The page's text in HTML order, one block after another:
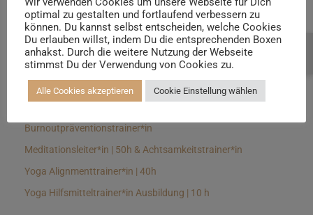
Yin Yogalehrer*in | 100 h & Faszientrainer*in
Hormon Yogalehrer*in / Yogatherapeut*in &
Stressmanagementtrainer*in | 70h
Longevitytrainer*in
Burnoutpräventionstrainer*in
Meditationsleiter*in | 50h & Achtsamkeitstrainer*in
Yoga Alignmenttrainer*in | 40h
Yoga Hilfsmitteltrainer*in Ausbildung | 10 h
optimal zu gestalten und fortlaufend verbessern zu
können. Du kannst selbst entscheiden, welche Cookies
Du erlauben willst, indem Du die entsprechenden Boxen
anhakst. Durch die weitere Nutzung der Webseite
stimmst Du der Verwendung von Cookies zu.
Alle Cookies akzeptieren Cookie Einstellung wählen
Beratung buchen